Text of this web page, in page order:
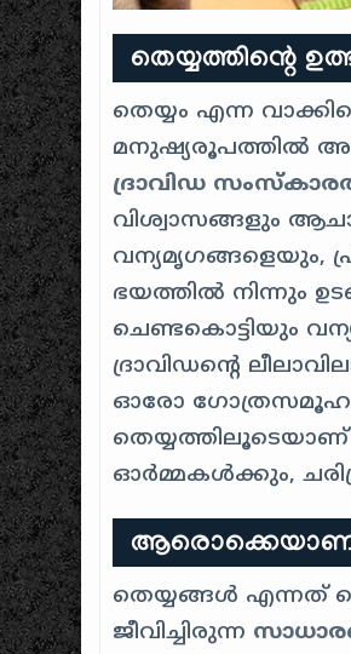
തെയ്യത്തിന്റെ
തെയ്യം എന്ന
മനുഷ്യരൂപത്തിൽ
ദ്രാവിഡ
വിശ്വാസങ്ങളും
വന്യമൃഗങ്ങളെയും,
ഭയത്തിൽ നിന്നും
ചെണ്ടകൊട്ടിയും
ദ്രാവിഡൻ്റെ
ഓരോ
തെയ്യത്തിലൂടെയാണ്
ഓർമ്മകൾക്കും,
ആരൊക്കെയാണ്
തെയ്യങ്ങൾ എന്നത്
ജീവിച്ചിരുന്ന